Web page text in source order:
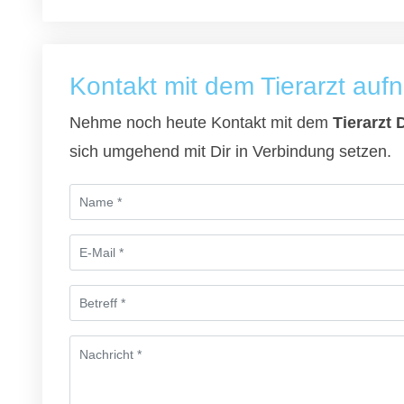
Kontakt mit dem Tierarzt
Nehme noch heute Kontakt mit dem Tierarzt
sich umgehend mit Dir in Verbindung setzen.